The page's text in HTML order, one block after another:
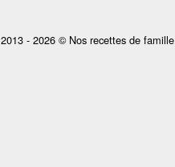
2013 - 2026 © Nos recettes de famille